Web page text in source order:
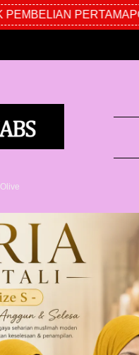
PERTAMA